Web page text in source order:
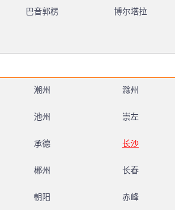
巴音郭楞 博尔塔拉
潮州 滁州
池州 崇左
承德 长沙
郴州 长春
朝阳 赤峰